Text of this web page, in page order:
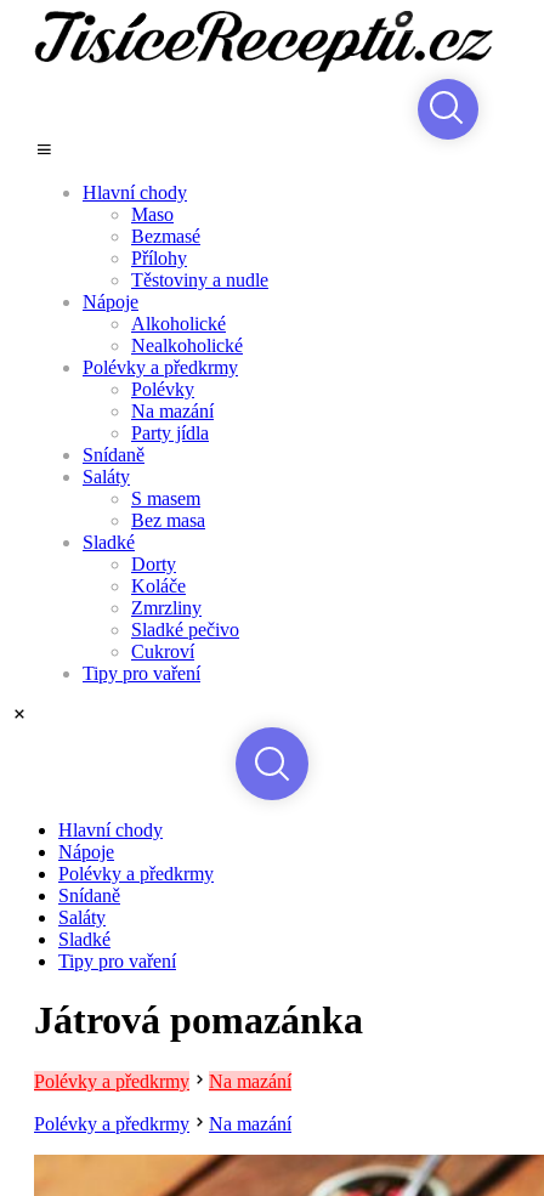
Hlavní chody
Maso
Bezmasé
Přílohy
Těstoviny a nudle
Nápoje
Alkoholické
Nealkoholické
Polévky a předkrmy
Polévky
Na mazání
Party jídla
Snídaně
Saláty
S masem
Bez masa
Sladké
Dorty
Koláče
Zmrzliny
Sladké pečivo
Cukroví
Tipy pro vaření
Hlavní chody
Nápoje
Polévky a předkrmy
Snídaně
Saláty
Sladké
Tipy pro vaření
Játrová pomazánka
Polévky a předkrmy Na mazání
Polévky a předkrmy Na mazání